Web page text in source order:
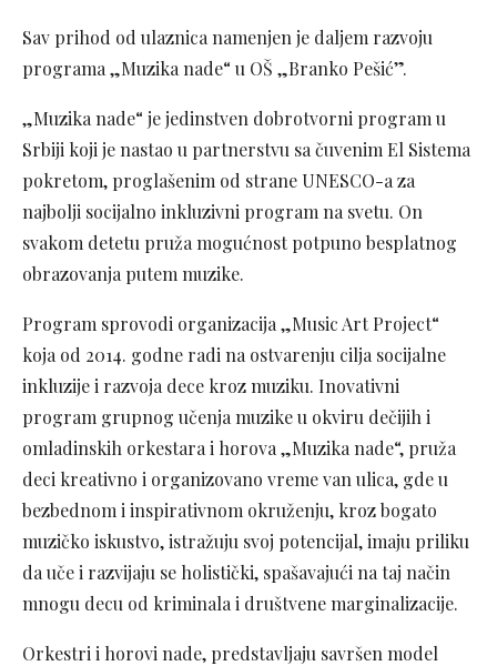
Sav prihod od ulaznica namenjen je daljem razvoju
programa „Muzika nade“ u OŠ „Branko Pešić”.
„Muzika nade“ je jedinstven dobrotvorni program u
Srbiji koji je nastao u partnerstvu sa čuvenim El Sistema
pokretom, proglašenim od strane UNESCO-a za
najbolji socijalno inkluzivni program na svetu. On
svakom detetu pruža mogućnost potpuno besplatnog
obrazovanja putem muzike.
Program sprovodi organizacija „Music Art Project“
koja od 2014. godne radi na ostvarenju cilja socijalne
inkluzije i razvoja dece kroz muziku. Inovativni
program grupnog učenja muzike u okviru dečijih i
omladinskih orkestara i horova „Muzika nade“, pruža
deci kreativno i organizovano vreme van ulica, gde u
bezbednom i inspirativnom okruženju, kroz bogato
muzičko iskustvo, istražuju svoj potencijal, imaju priliku
da uče i razvijaju se holistički, spašavajući na taj način
mnogu decu od kriminala i društvene marginalizacije.
Orkestri i horovi nade, predstavljaju savršen model